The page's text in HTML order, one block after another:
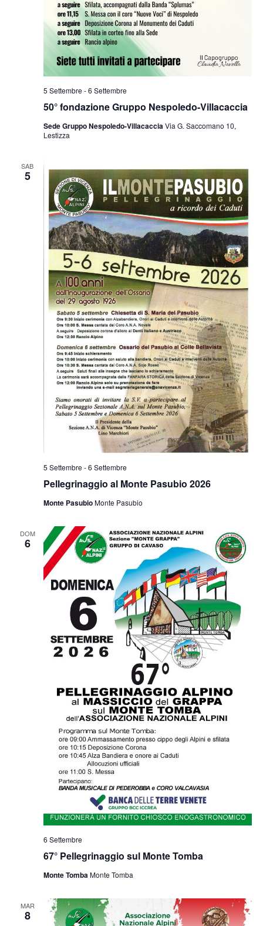
50° fondazione Gruppo Nespoledo-Villacaccia
5 Settembre -6 Settembre
Sede Gruppo Nespoledo-VillacacciaVia G. Saccomano 10,
Lestizza
SAB
5
Pellegrinaggio al Monte Pasubio 2026
5 Settembre -6 Settembre
Monte PasubioMonte Pasubio
DOM
6
67° Pellegrinaggio sul Monte Tomba
6 Settembre
Monte TombaMonte Tomba
MAR
8